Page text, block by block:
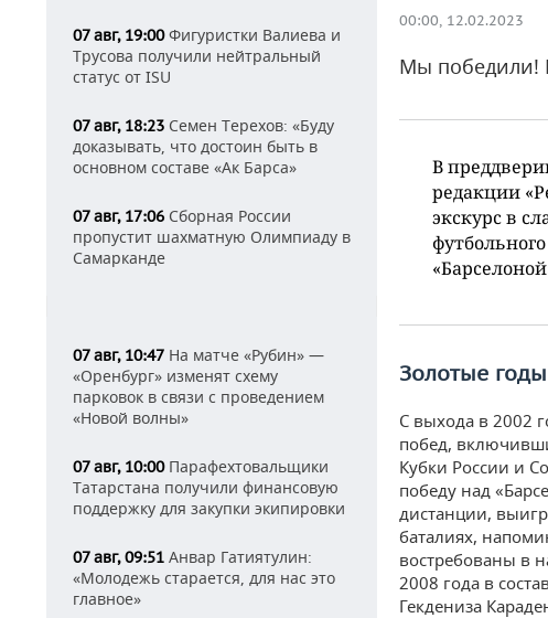
07 авг, 19:00Фигуристки Валиева и
Трусова получили нейтральный
статус от ISU
07 авг, 18:23 Семен Терехов: «Буду
доказывать, что достоин быть в
основном составе «Ак Барса»
07 авг, 17:06 Сборная России
пропустит шахматную Олимпиаду в
Самарканде
07 авг, 10:47 На матче «Рубин» —
«Оренбург» изменят схему
парковок в связи с проведением
«Новой волны»
07 авг, 10:00Парафехтовальщики
Татарстана получили финансовую
поддержку для закупки экипировки
07 авг, 09:51 Анвар Гатиятулин:
«Молодежь старается, для нас это
главное»
00:00, 12.02.2023
Мы победили!
В
редакции
экскурс в
Золотые
С выхода в 2002
побед,
Кубки России и
победу над
дистанции,
баталиях,
востребованы в
2008 года в
Гекдениза